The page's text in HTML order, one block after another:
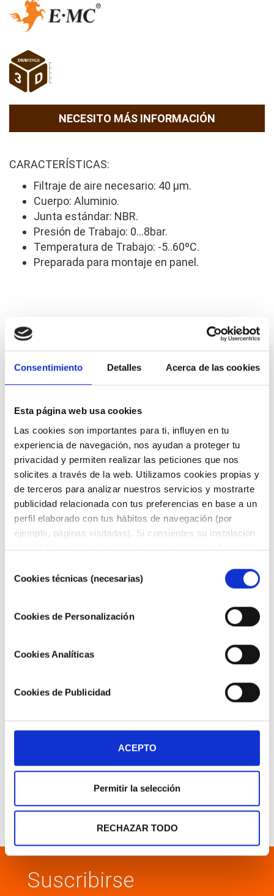
Consentimiento Detalles Acerca de las cookies
Esta página web usa cookies
Las cookies son importantes para ti, influyen en tu
experiencia de navegación, nos ayudan a proteger tu
privacidad y permiten realizar las peticiones que nos
solicites a través de la web. Utilizamos cookies propias y
de terceros para analizar nuestros servicios y mostrarte
publicidad relacionada con tus preferencias en base a un
perfil elaborado con tus hábitos de navegación (por
ejemplo, páginas visitadas). Si consientes su instalación
pulsa "Aceptar Cookies", o también puedes configurar
información en nuestraPolítica de Cookies"
deCookies técnicas (necesarias)
Cookies de Personalización
Cookies Analíticas
Cookies de Publicidad
ACEPTO
Permitir la selección
RECHAZAR TODO
NECESITO MÁS INFORMACIÓN
CARACTERÍSTICAS:
Filtraje de aire necesario: 40 µm.
Cuerpo: Aluminio.
Junta estándar: NBR.
Presión de Trabajo: 0...8bar.
Temperatura de Trabajo: -5..60ºC.
Preparada para montaje en panel.
DESCARGAR FICHA PARA VER TODA LA
GAMA COMPLETA
NORMALIZADO ISO 6432
NORMALIZADO ISO 21287
Suscribirse